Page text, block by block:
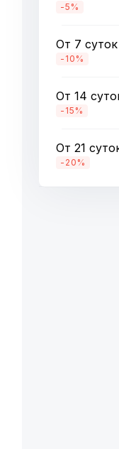
-5%
От 7 суток
-10%
От 14
-15%
От 21
-20%